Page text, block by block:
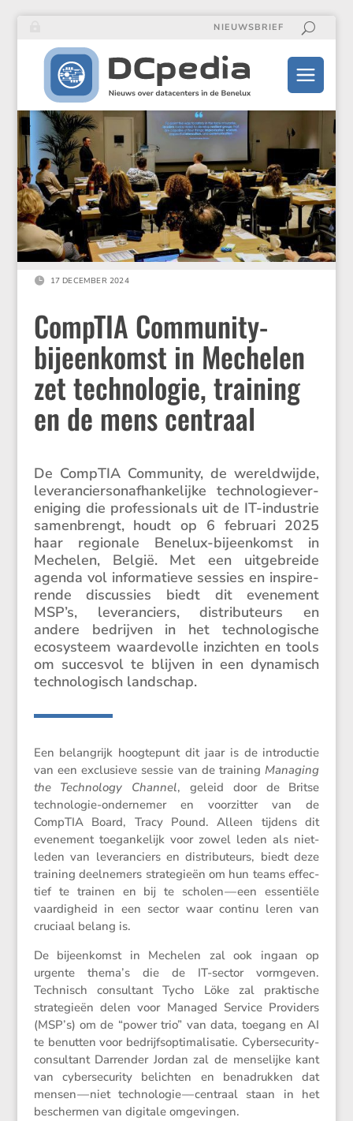
NIEUWSBRIEF
 17 DECEMBER 2024
CompTIA Community-
bijeenkomst in Mechelen
zet technologie, training
en de mens centraal
De CompTIA Commu­nity, de wereld­wijde,
leveran­ciers­on­af­han­ke­lijke techno­lo­gie­ver­
e­ni­ging die profes­si­o­nals uit de IT-industrie
samen­brengt, houdt op 6 februari 2025
haar regio­nale Benelux-bijeen­komst in
Mechelen, België. Met een uitge­breide
agenda vol infor­ma­tieve sessies en inspi­re­
rende discus­sies biedt dit evene­ment
MSP’s, leveran­ciers, distri­bu­teurs en
andere bedrijven in het techno­lo­gi­sche
ecosys­teem waarde­volle inzichten en tools
om succesvol te blijven in een dynamisch
techno­lo­gisch landschap.
Een belang­rijk hoogte­punt dit jaar is de intro­ductie
van een exclu­sieve sessie van de trainingManaging
the Techno­logy Channel, geleid door de Britse
techno­logie-onder­nemer en voorzitter van de
CompTIA Board, Tracy Pound. Alleen tijdens dit
evene­ment toegan­ke­lijk voor zowel leden als niet-
leden van leveran­ciers en distri­bu­teurs, biedt deze
training deelne­mers strate­gieën om hun teams effec­
tief te trainen en bij te scholen — een essen­tiële
vaardig­heid in een sector waar continu leren van
cruciaal belang is.
De bijeen­komst in Mechelen zal ook ingaan op
urgente thema’s die de IT-sector vormgeven.
Technisch consul­tant Tycho Löke zal prakti­sche
strate­gieën delen voor Managed Service Provi­ders
(MSP’s) om de “power trio” van data, toegang en AI
te benutten voor bedrijfsop­ti­ma­li­satie. Cyber­se­cu­rity-
consul­tant Darrender Jordan zal de mense­lijke kant
van cyber­se­cu­rity belichten en benadrukken dat
mensen — niet techno­logie — centraal staan in het
beschermen van digitale omgevingen.